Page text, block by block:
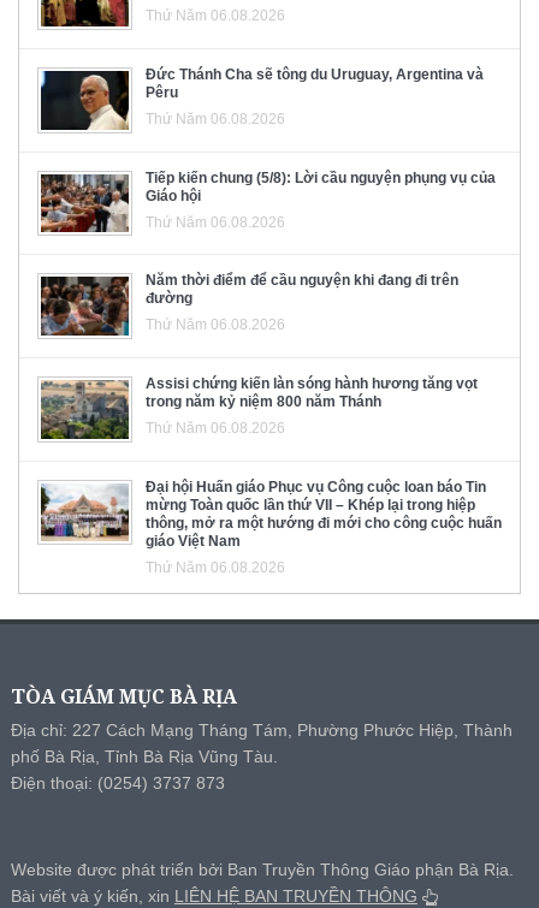
Thứ Năm 06.08.2026
Đức Thánh Cha sẽ tông du Uruguay, Argentina và
Pêru
Thứ Năm 06.08.2026
Tiếp kiến chung (5/8): Lời cầu nguyện phụng vụ của
Giáo hội
Thứ Năm 06.08.2026
Năm thời điểm để cầu nguyện khi đang đi trên
đường
Thứ Năm 06.08.2026
Assisi chứng kiến làn sóng hành hương tăng vọt
trong năm kỷ niệm 800 năm Thánh
Thứ Năm 06.08.2026
Đại hội Huấn giáo Phục vụ Công cuộc loan báo Tin
mừng Toàn quốc lần thứ VII – Khép lại trong hiệp
thông, mở ra một hướng đi mới cho công cuộc huấn
giáo Việt Nam
Thứ Năm 06.08.2026
TÒA GIÁM MỤC BÀ RỊA
Địa chỉ: 227 Cách Mạng Tháng Tám, Phường Phước Hiệp, Thành
phố Bà Rịa, Tỉnh Bà Rịa Vũng Tàu.
Điện thoại: (0254) 3737 873
Website được phát triển bởi Ban Truyền Thông Giáo phận Bà Rịa.
Bài viết và ý kiến, xin LIÊN HỆ BAN TRUYỀN THÔNG